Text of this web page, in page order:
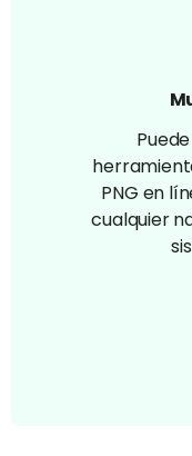
PNG en
cualquier